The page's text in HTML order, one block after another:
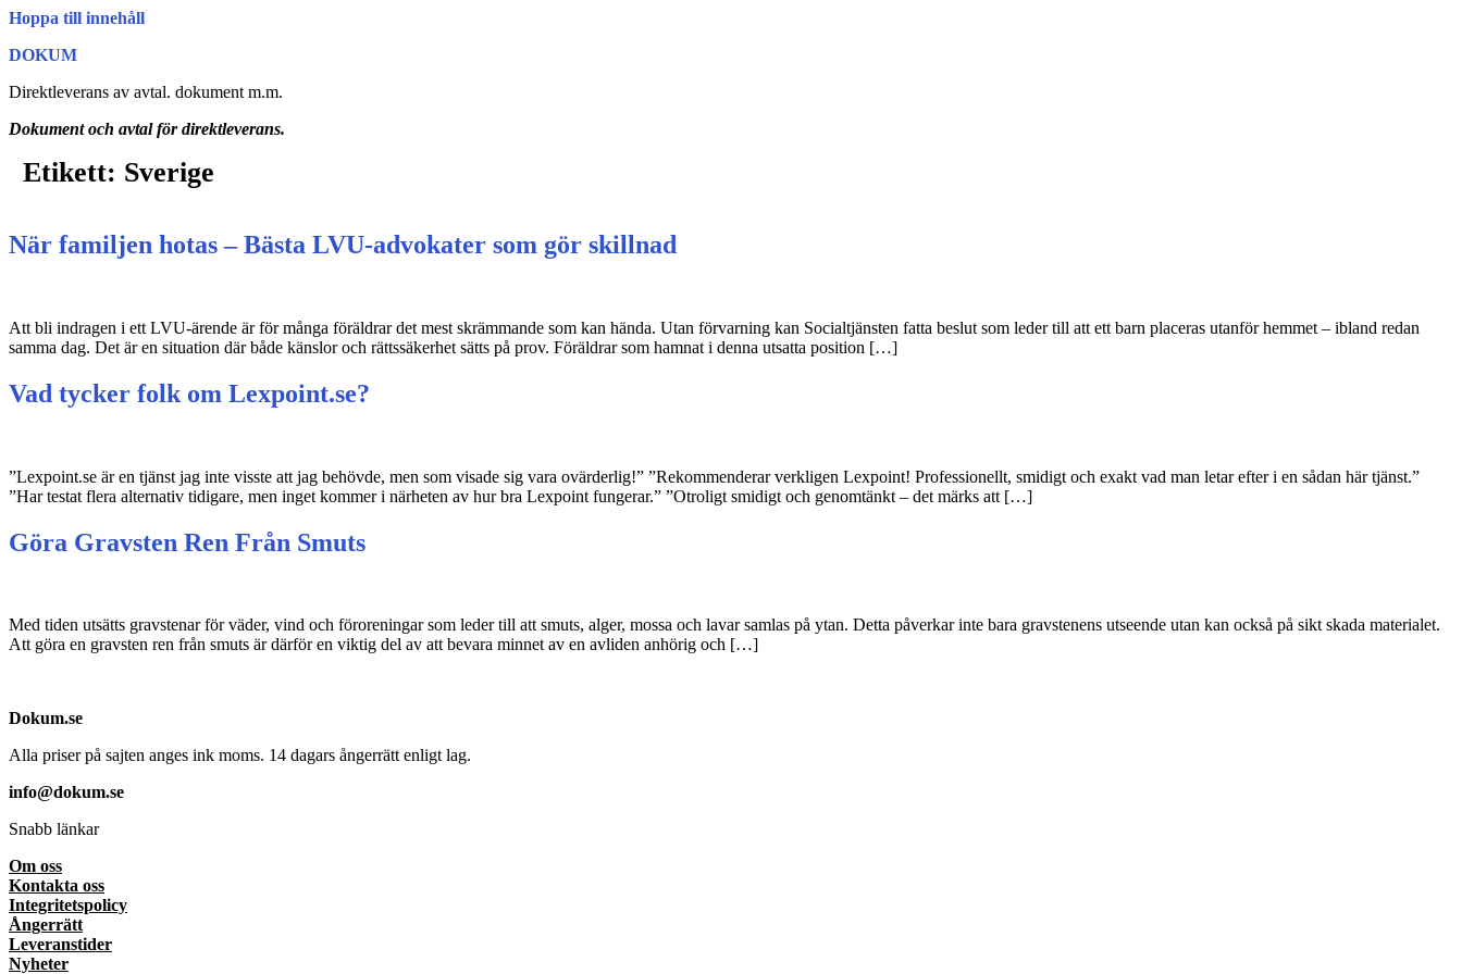
Hoppa till innehåll
DOKUM
Direktleverans av avtal. dokument m.m.
Dokument och avtal för direktleverans.
Etikett: Sverige
När familjen hotas – Bästa LVU-advokater som gör skillnad
Att bli indragen i ett LVU-ärende är för många föräldrar det mest skrämmande som kan hända. Utan förvarning kan Socialtjänsten fatta beslut som leder till att ett barn placeras utanför hemmet – ibland redan
samma dag. Det är en situation där både känslor och rättssäkerhet sätts på prov. Föräldrar som hamnat i denna utsatta position […]
Vad tycker folk om Lexpoint.se?
”Lexpoint.se är en tjänst jag inte visste att jag behövde, men som visade sig vara ovärderlig!” ”Rekommenderar verkligen Lexpoint! Professionellt, smidigt och exakt vad man letar efter i en sådan här tjänst.”
”Har testat flera alternativ tidigare, men inget kommer i närheten av hur bra Lexpoint fungerar.” ”Otroligt smidigt och genomtänkt – det märks att […]
Göra Gravsten Ren Från Smuts
Med tiden utsätts gravstenar för väder, vind och föroreningar som leder till att smuts, alger, mossa och lavar samlas på ytan. Detta påverkar inte bara gravstenens utseende utan kan också på sikt skada materialet.
Att göra en gravsten ren från smuts är därför en viktig del av att bevara minnet av en avliden anhörig och […]
Dokum.se
Alla priser på sajten anges ink moms. 14 dagars ångerrätt enligt lag.
info@dokum.se
Snabb länkar
Om oss
Kontakta oss
Integritetspolicy
Ångerrätt
Leveranstider
Nyheter